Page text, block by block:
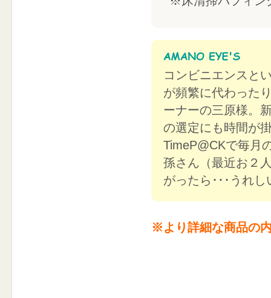
コンビニエンスと
が頻繁に代わった
ーナーの三原様。
の選定にも時間が
TimeP@CKで毎月
孫さん（最近お２
がったら･･･うれ
※より詳細な商品の